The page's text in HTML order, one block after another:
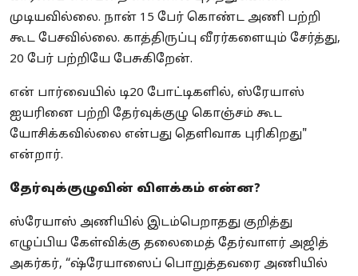
முடியவில்லை. நான் 15 பேர் கொண்ட அணி பற்றி
கூட பேசவில்லை. காத்திருப்பு வீரர்களையும் சேர்த்து,
20 பேர் பற்றியே பேசுகிறேன்.
என் பார்வையில் டி20 போட்டிகளில், ஸ்ரேயாஸ்
ஐயரினை பற்றி தேர்வுக்குழு கொஞ்சம் கூட
யோசிக்கவில்லை என்பது தெளிவாக புரிகிறது"
என்றார்.
தேர்வுக்குழுவின் விளக்கம் என்ன?
ஸ்ரேயாஸ் அணியில் இடம்பெறாதது குறித்து
எழுப்பிய கேள்விக்கு தலைமைத் தேர்வாளர் அஜித்
அகர்கர், “ஷ்ரேயாஸைப் பொறுத்தவரை அணியில்